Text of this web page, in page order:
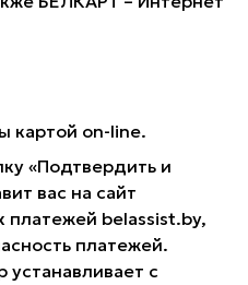
картой on-line.
«Подтвердить и
вас на сайт
платежей belassist.by,
платежей.
с